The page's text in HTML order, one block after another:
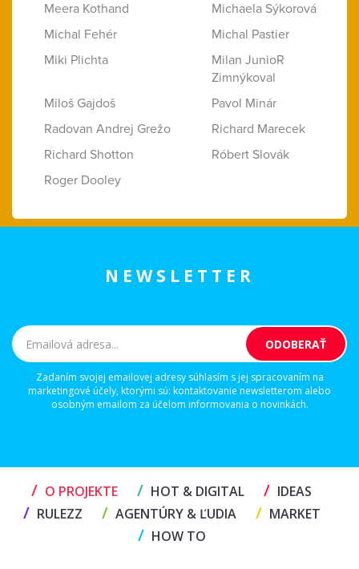
Meera Kothand
Michaela Sýkorová
Michal Fehér
Michal Pastier
Miki Plichta
Milan JunioR
Zimnýkoval
Miloš Gajdoš
Pavol Minár
Radovan Andrej Grežo
Richard Marecek
Richard Shotton
Róbert Slovák
Roger Dooley
NEWSLETTER
Zadaním svojej emailovej adresy súhlasím s jej spracovaním na
marketingové účely, ktorými sú: kontaktovanie newsletterom alebo
osobným emailom za účelom informovania o novinkách.
/ O PROJEKTE / HOT & DIGITAL / IDEAS
/ RULEZZ / AGENTÚRY & ĽUDIA / MARKET
/ HOW TO